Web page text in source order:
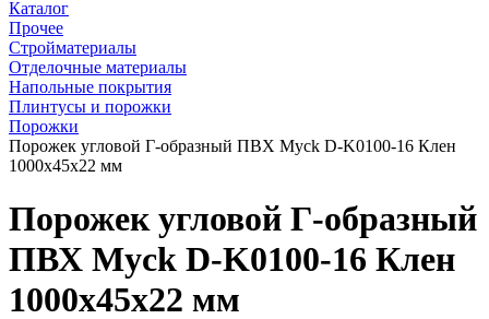
Каталог
Прочее
Стройматериалы
Отделочные материалы
Напольные покрытия
Плинтусы и порожки
Порожки
Порожек угловой Г-образный ПВХ Myck D-K0100-16 Клен
1000х45х22 мм
Порожек угловой Г-образный
ПВХ Myck D-K0100-16 Клен
1000х45х22 мм